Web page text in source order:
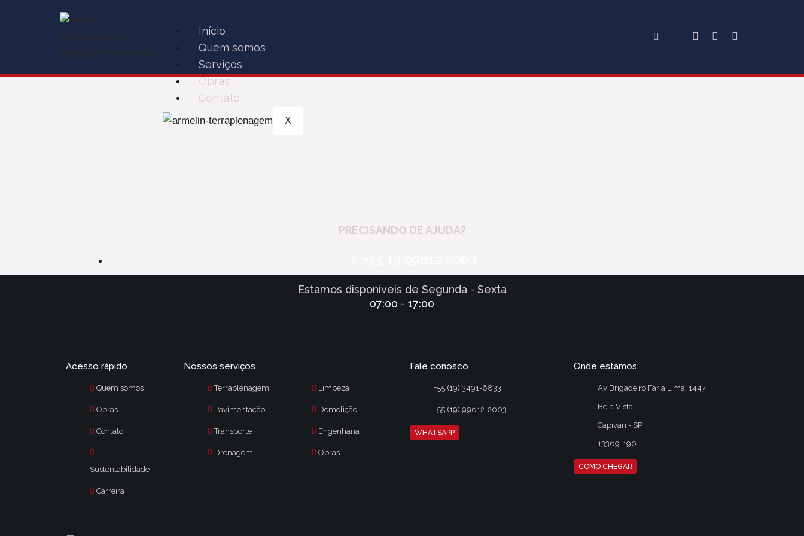
Início
Quem somos
Serviços
Obras
Contato
X
PRECISANDO DE AJUDA?
Estamos disponíveis de Segunda - Sexta
07:00 - 17:00
Acesso rápido
Quem somos
Obras
Contato
Sustentabilidade
Carreira
Nossos serviços
Terraplenagem
Pavimentação
Transporte
Drenagem
Limpeza
Demolição
Engenharia
Obras
Fale conosco
+55 (19) 3491-6833
+55 (19) 99612-2003
WHATSAPP
Onde estamos
Av Brigadeiro Faria Lima, 1447
Bela Vista
Capivari - SP
13369-190
COMO CHEGAR